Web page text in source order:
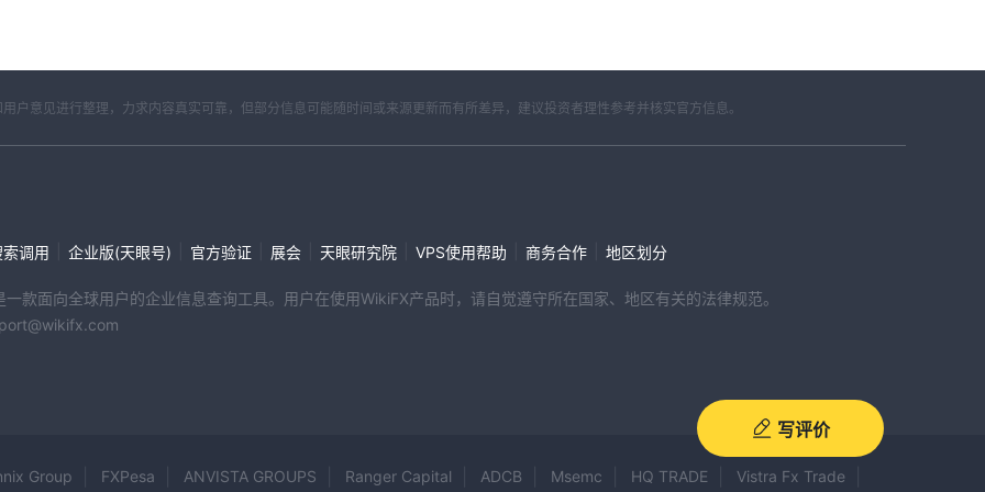
写评价
户意见进行整理，力求内容真实可靠，但部分信息可能随时间或来源更新而有所差异，建议投资者理性参考并核实官方信息。
索调用 企业版(天眼号) 官方验证 展会 天眼研究院 VPS使用帮助 商务合作 地区划分
款面向全球用户的企业信息查询工具。用户在使用WikiFX产品时，请自觉遵守所在国家、地区有关的法律规范。
Group FXPesa ANVISTA GROUPS Ranger Capital ADCB Msemc HQ TRADE Vistra Fx Trade